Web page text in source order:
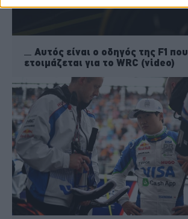
Αυτός είναι ο οδηγός της F1 που
ετοιμάζεται για το WRC (video)